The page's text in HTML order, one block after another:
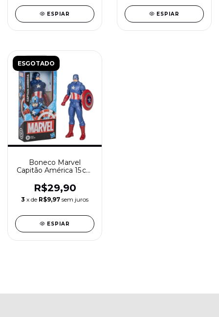
ESPIAR ESPIAR
ESGOTADO
Boneco Marvel
Capitão América 15 cm
Vingadores
Super‑Heróis
R$29,90
3 x de R$9,97 sem juros
ESPIAR